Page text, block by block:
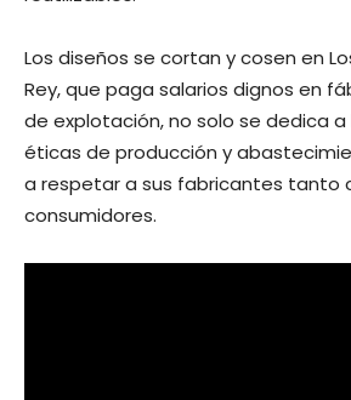
Los diseños se cortan y cosen en
Rey, que paga salarios dignos en
de explotación, no solo se dedica
éticas de producción y
a respetar a sus fabricantes tanto
consumidores.